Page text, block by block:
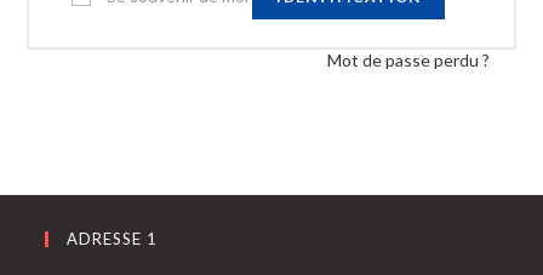
Mot de passe perdu ?
ADRESSE 1